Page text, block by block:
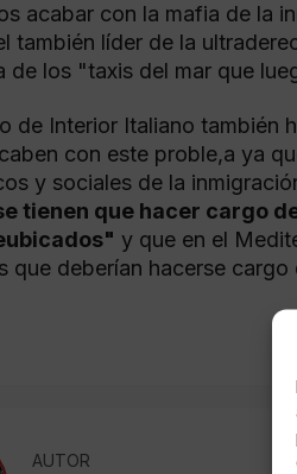
acabar con la mafia de la
también líder de la
de los "taxis del mar que
de Interior Italiano también
con este proble,a ya
y sociales de la
tienen que hacer cargo
y que en el
que deberían hacerse cargo
AUTOR